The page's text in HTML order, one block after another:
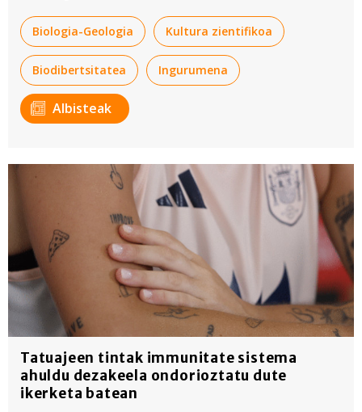
Biologia-Geologia Kultura zientifikoa
Biodibertsitatea Ingurumena
Albisteak
Tatuajeen tintak immunitate sistema
ahuldu dezakeela ondorioztatu dute
ikerketa batean